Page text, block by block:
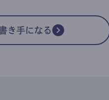
き手になる